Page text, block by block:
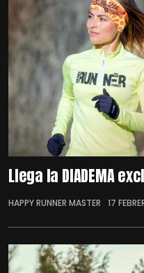
Llega la DIADEMA
HAPPY RUNNER MASTER 17